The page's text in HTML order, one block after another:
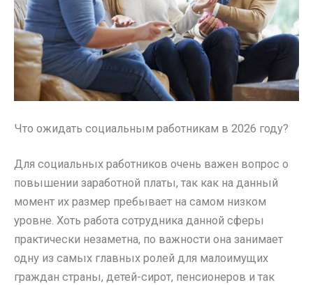
Что ожидать социальным работникам в 2026 году?
Для социальных работников очень важен вопрос о
повышении заработной платы, так как на данный
момент их размер пребывает на самом низком
уровне. Хоть работа сотрудника данной сферы
практически незаметна, по важности она занимает
одну из самых главных ролей для малоимущих
граждан страны, детей-сирот, пенсионеров и так